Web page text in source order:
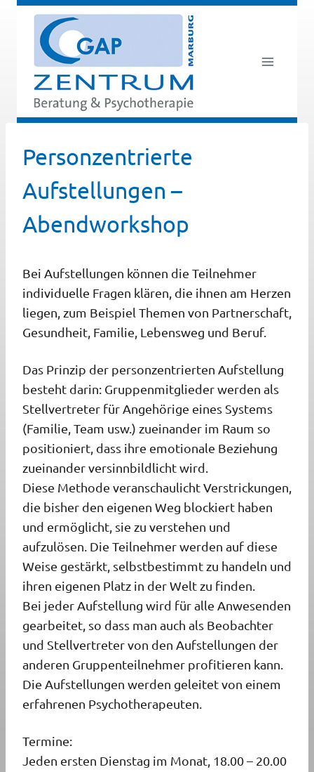
Zum
springen
Personzentrierte
Aufstellungen –
Abendworkshop
Bei Aufstellungen können die Teilnehmer
individuelle Fragen klären, die ihnen am Herzen
liegen, zum Beispiel Themen von Partnerschaft,
Gesundheit, Familie, Lebensweg und Beruf.
Das Prinzip der personzentrierten Aufstellung
besteht darin: Gruppenmitglieder werden als
Stellvertreter für Angehörige eines Systems
(Familie, Team usw.) zueinander im Raum so
positioniert, dass ihre emotionale Beziehung
zueinander versinnbildlicht wird.
Diese Methode veranschaulicht Verstrickungen,
die bisher den eigenen Weg blockiert haben
und ermöglicht, sie zu verstehen und
aufzulösen. Die Teilnehmer werden auf diese
Weise gestärkt, selbstbestimmt zu handeln und
ihren eigenen Platz in der Welt zu finden.
Bei jeder Aufstellung wird für alle Anwesenden
gearbeitet, so dass man auch als Beobachter
und Stellvertreter von den Aufstellungen der
anderen Gruppenteilnehmer profitieren kann.
Die Aufstellungen werden geleitet von einem
erfahrenen Psychotherapeuten.
Termine:
Jeden ersten Dienstag im Monat, 18.00 – 20.00